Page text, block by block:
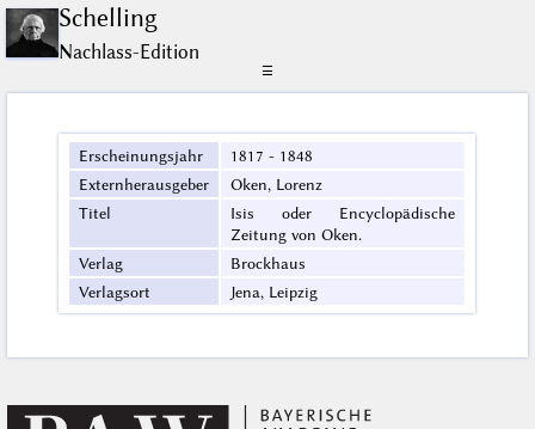
Schelling
Nachlass-Edition
☰
Erscheinungsjahr
1817 - 1848
Externherausgeber
Oken, Lorenz
Titel
Isis oder Encyclopädische
Zeitung von Oken.
Verlag
Brockhaus
Verlagsort
Jena, Leipzig